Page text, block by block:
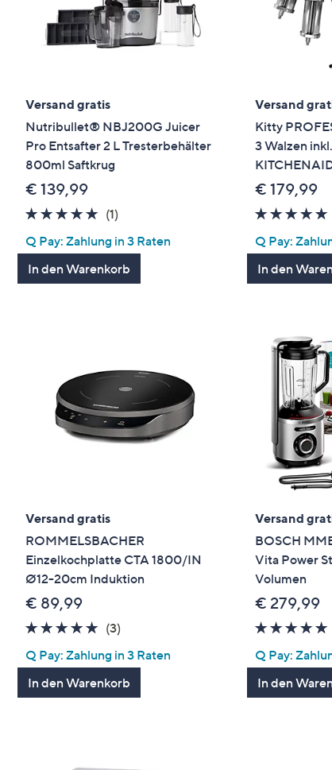
Versand gratis
Nutribullet® NBJ200G Juicer
Pro Entsafter 2 L Tresterbehälter
800ml Saftkrug
€ 139,99
5.0
5
(1)1
Q Pay: Zahlung in 3 Raten
In den Warenkorb
Versand
Kitty
3 Walzen
€ 179,99
Q Pay:
In den
Versand gratis
ROMMELSBACHER
Einzelkochplatte CTA 1800/IN
Ø12-20cm Induktion
€ 89,99
5.0
5
(3)3
Q Pay: Zahlung in 3 Raten
In den Warenkorb
Versand
BOSCH
Vita Power
Volumen
€ 279,99
Q Pay:
In den